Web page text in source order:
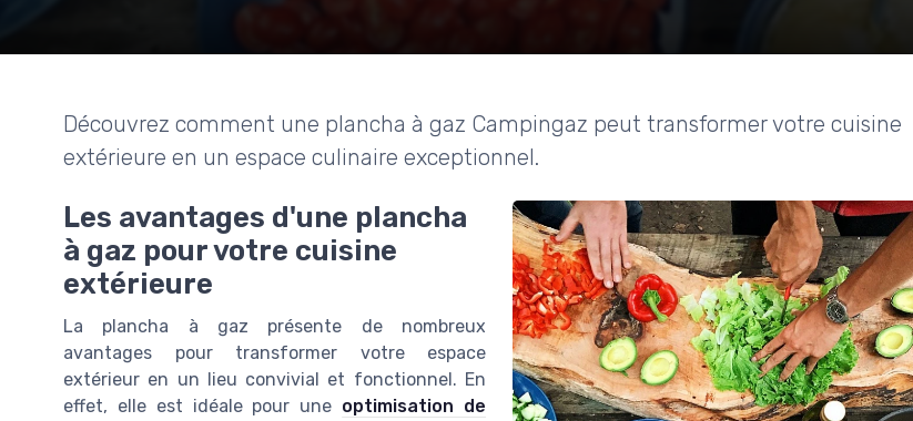
Découvrez comment une plancha à gaz Campingaz peut transformer votre cuisine
extérieure en un espace culinaire exceptionnel.
Les avantages d'une plancha
à gaz pour votre cuisine
extérieure
La plancha à gaz présente de nombreux
avantages pour transformer votre espace
extérieur en un lieu convivial et fonctionnel. En
effet, elle est idéale pour une optimisation de